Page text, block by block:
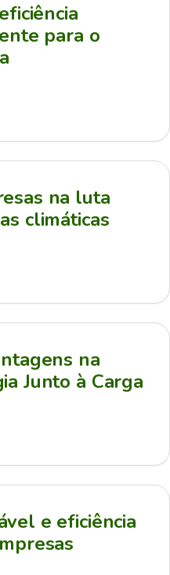
para o
na luta
climáticas
na
Junto à Carga
e eficiência